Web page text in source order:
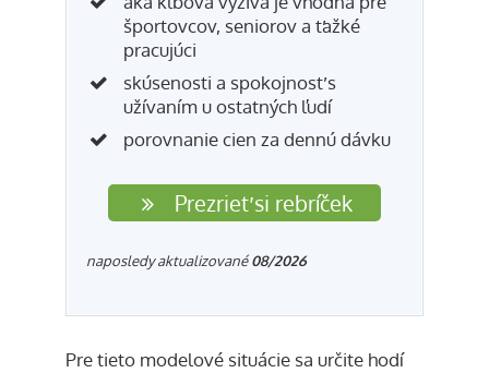
športovcov, seniorov a ťažké
pracujúci
skúsenosti a spokojnosť s
užívaním u ostatných ľudí
porovnanie cien za dennú dávku
Prezrieť si rebríček
naposledy aktualizované 08/2026
Pre tieto modelové situácie sa určite hodí